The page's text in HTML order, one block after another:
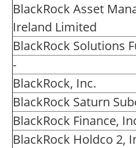
BlackRock Asset
Ireland Limited
BlackRock Solutions
-
BlackRock, Inc.
BlackRock Saturn
BlackRock Finance,
BlackRock Holdco 2,